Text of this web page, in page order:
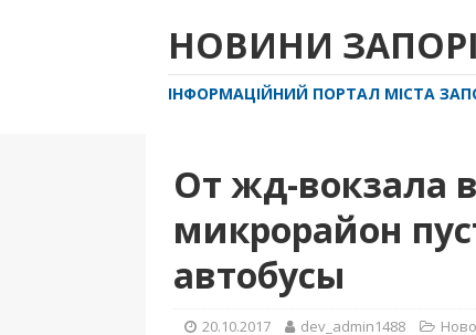
НОВИНИ
ІНФОРМАЦІЙНИЙ ПОРТАЛ МІСТА
От жд-вокзала
микрорайон
автобусы
20.10.2017 dev_admin1488